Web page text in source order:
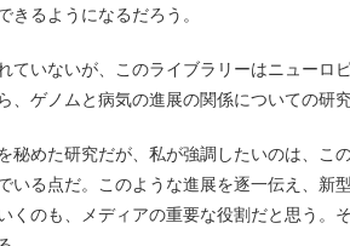
きるようになるだろう。
ていないが、このライブラリーはニューロ
、ゲノムと病気の進展の関係についての研
秘めた研究だが、私が強調したいのは、こ
いる点だ。このような進展を逐一伝え、新
くのも、メディアの重要な役割だと思う。